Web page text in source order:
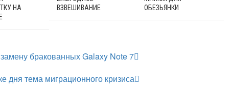
НА
ВЗВЕШИВАНИЕ
ОБЕЗЬЯНКИ
бракованных Galaxy Note 7
дня тема миграционного кризиса